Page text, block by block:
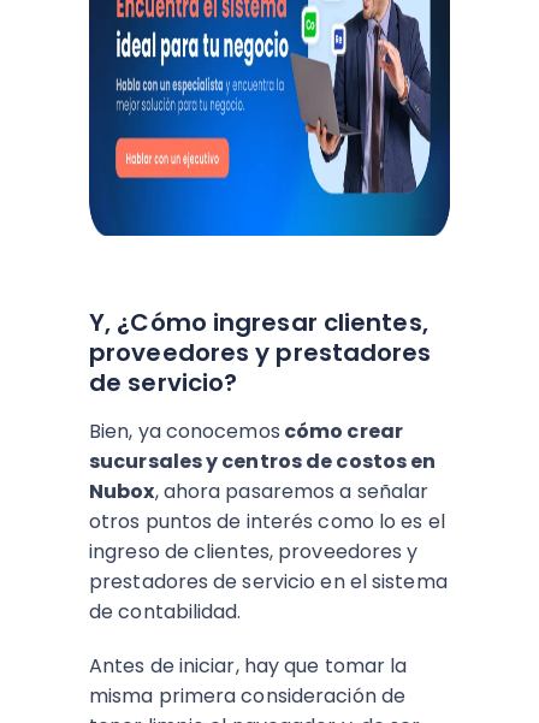
Y, ¿Cómo ingresar clientes,
proveedores y prestadores
de servicio?
Bien, ya conocemos cómo crear
sucursales y centros de costos en
Nubox, ahora pasaremos a señalar
otros puntos de interés como lo es el
ingreso de clientes, proveedores y
prestadores de servicio en el sistema
de contabilidad.
Antes de iniciar, hay que tomar la
misma primera consideración de